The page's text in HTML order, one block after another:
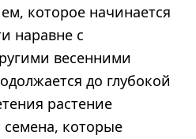
которое начинается
наравне с
весенними
до глубокой
растение
семена, которые